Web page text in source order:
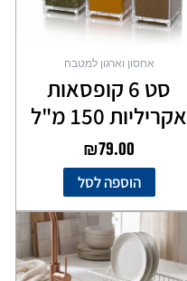
אחסון וארגון למטבח
סט 6 קופסאות
אקריליות 150 מ"ל
₪79.00
הוספה לסל